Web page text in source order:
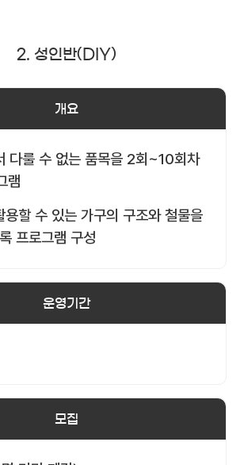
2. 성인반(DIY)
개요
다룰 수 없는 품목을 2회~10회차
램
할 수 있는 가구의 구조와 철물을
프로그램 구성
운영기간
모집